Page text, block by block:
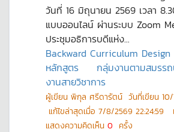
วันที่ 16 มิถุนายน 2569 เวลา
แบบออนไลน์ ผ่านระบบ Zoom
ประชุมอธิการบดีแห่ง...
Backward Curriculum Design
หลักสูตร
กลุ่มงานตามสมรร
งานสายวิชาการ
ผู้เขียน พิกุล ศรีดารัตน์ วันที่เขียน
แก้ไขล่าสุดเมื่อ 7/8/2569 22:24:59
แสดงความคิดเห็น 0 ครั้ง